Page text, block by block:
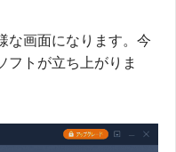
な画面になります。今
フトが立ち上がりま